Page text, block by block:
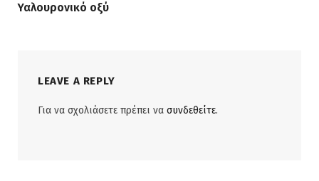
Υαλουρονικό οξύ
LEAVE A REPLY
Για να σχολιάσετε πρέπει να συνδεθείτε.